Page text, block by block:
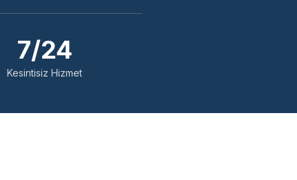
7/24
Kesintisiz Hizmet